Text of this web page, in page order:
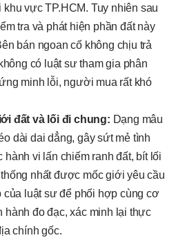
khu vực TP.HCM. Tuy nhiên sau
tra và phát hiện phần đất này
bán ngoan cố không chịu trả
có luật sư tham gia phân
minh lỗi, người mua rất khó
đất và lối đi chung: Dạng mâu
dài dai dẳng, gây sứt mẻ tình
hành vi lấn chiếm ranh đất, bít lối
nhất được mốc giới yêu cầu
của luật sư để phối hợp cùng cơ
hành đo đạc, xác minh lại thực
chính gốc.